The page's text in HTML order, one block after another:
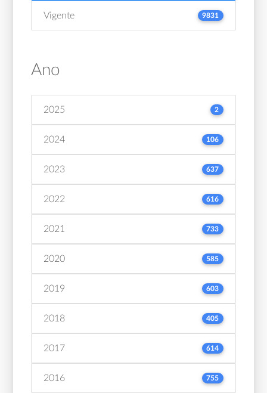
Vigente 9831
Ano
2025 2
2024 106
2023 637
2022 616
2021 733
2020 585
2019 603
2018 405
2017 614
2016 755